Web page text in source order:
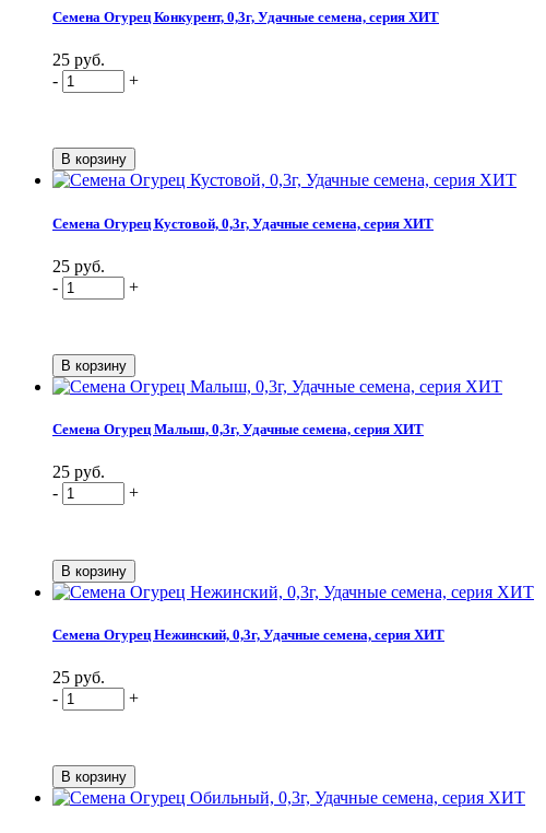
Семена Огурец Конкурент, 0,3г, Удачные семена, серия ХИТ
25 руб.
-
+
Семена Огурец Кустовой, 0,3г, Удачные семена, серия ХИТ
25 руб.
-
+
Семена Огурец Малыш, 0,3г, Удачные семена, серия ХИТ
25 руб.
-
+
Семена Огурец Нежинский, 0,3г, Удачные семена, серия ХИТ
25 руб.
-
+